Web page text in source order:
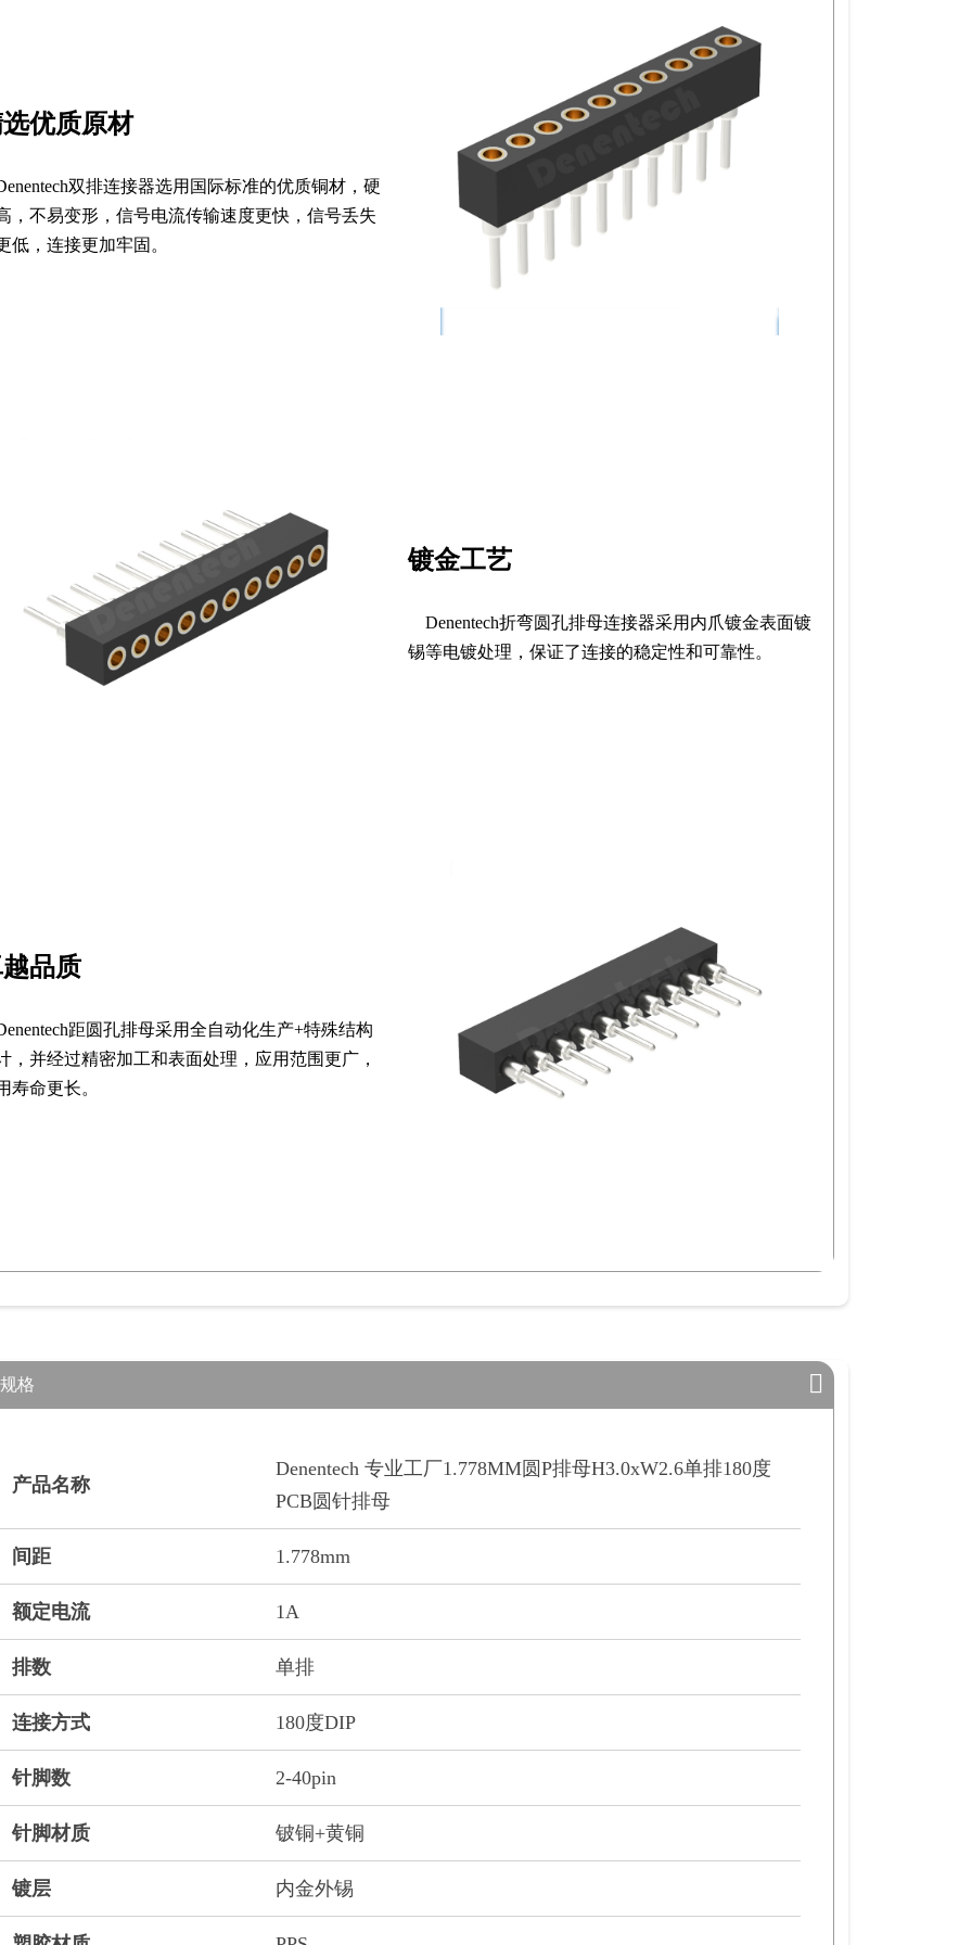
优质原材
双排连接器选用国际标准的优质铜材，硬
，不易变形，信号电流传输速度更快，信号丢失
低，连接更加牢固。
镀金工艺
Denentech折弯圆孔排母连接器采用内爪镀金表面镀
锡等电镀处理，保证了连接的稳定性和可靠性。
品质
距圆孔排母采用全自动化生产+特殊结构
，并经过精密加工和表面处理，应用范围更广，
寿命更长。
格
产品名称
Denentech 专业工厂1.778MM圆P排母H3.0xW2.6单排180度
PCB圆针排母
间距 1.778mm
额定电流 1A
排数 单排
连接方式 180度DIP
针脚数 2-40pin
针脚材质 铍铜+黄铜
镀层 内金外锡